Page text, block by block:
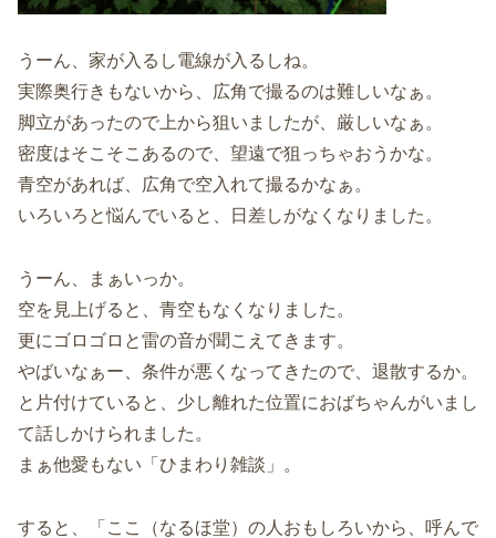
うーん、家が入るし電線が入るしね。
実際奥行きもないから、広角で撮るのは難しいなぁ。
脚立があったので上から狙いましたが、厳しいなぁ。
密度はそこそこあるので、望遠で狙っちゃおうかな。
青空があれば、広角で空入れて撮るかなぁ。
いろいろと悩んでいると、日差しがなくなりました。
うーん、まぁいっか。
空を見上げると、青空もなくなりました。
更にゴロゴロと雷の音が聞こえてきます。
やばいなぁー、条件が悪くなってきたので、退散するか。
と片付けていると、少し離れた位置におばちゃんがいまし
て話しかけられました。
まぁ他愛もない「ひまわり雑談」。
すると、「ここ（なるほ堂）の人おもしろいから、呼んで